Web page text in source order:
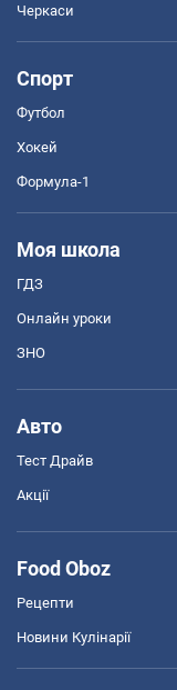
Черкаси
Спорт
Футбол
Хокей
Формула-1
Моя школа
ГДЗ
Онлайн уроки
ЗНО
Авто
Тест Драйв
Акції
Food Oboz
Рецепти
Новини Кулінарії